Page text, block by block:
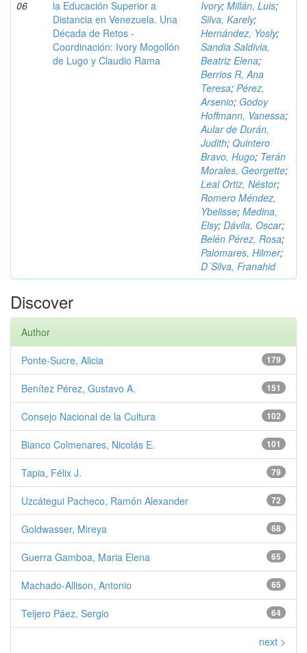
06
la Educación Superior a
Distancia en Venezuela. Una
Década de Retos -
Coordinación: Ivory Mogollón
de Lugo y Claudio Rama
Ivory; Millán, Luis;
Silva, Karely;
Hernández, Yosly;
Sandia Saldivia,
Beatriz Elena;
Berrios R, Ana
Teresa; Pérez,
Arsenio; Godoy
Hoffmann, Vanessa;
Aular de Durán,
Judith; Quintero
Bravo, Hugo; Terán
Morales, Georgette;
Leal Ortiz, Néstor;
Romero Méndez,
Ybelisse; Medina,
Elsy; Dávila, Oscar;
Belén Pérez, Rosa;
Palomares, Hilmer;
D´Silva, Franahid
Discover
Author
179
Ponte-Sucre, Alicia
151
Benítez Pérez, Gustavo A.
102
Consejo Nacional de la Cultura
101
Bianco Colmenares, Nicolás E.
79
Tapia, Félix J.
72
Uzcátegui Pacheco, Ramón Alexander
68
Goldwasser, Mireya
65
Guerra Gamboa, Maria Elena
65
Machado-Allison, Antonio
64
Teijero Páez, Sergio
next >